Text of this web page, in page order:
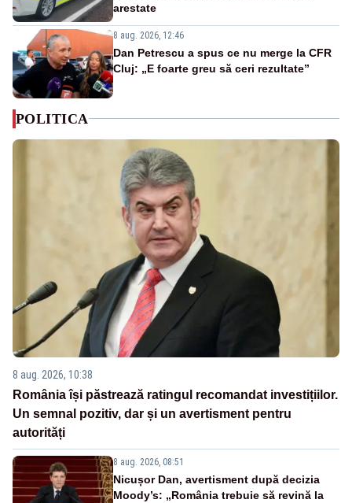
arestate
8 aug. 2026, 12:46
Dan Petrescu a spus ce nu merge la CFR
Cluj: „E foarte greu să ceri rezultate”
POLITICA
8 aug. 2026, 10:38
România își păstrează ratingul recomandat investițiilor.
Un semnal pozitiv, dar și un avertisment pentru
autorități
8 aug. 2026, 08:51
Nicușor Dan, avertisment după decizia
Moody’s: „România trebuie să revină la